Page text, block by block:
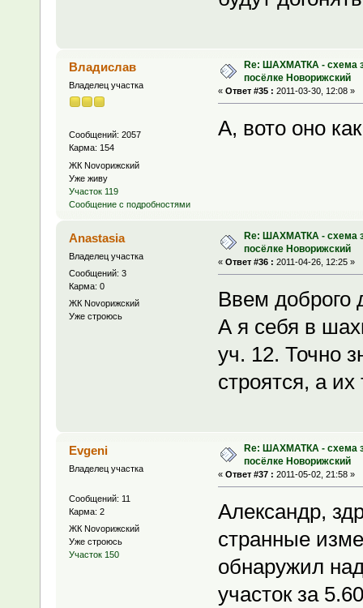
Владислав
Владелец участка
Сообщений: 2057
Карма: 154
ЖК Novoрижский
Уже живу
Участок 119
Сообщение с подробностями
Re: ШАХМАТКА - схема
посёлке Новорижский
« Ответ #35 : 2011-03-30, 12:08 »
А, вото оно
Anastasia
Владелец участка
Сообщений: 3
Карма: 0
ЖК Novoрижский
Уже строюсь
Re: ШАХМАТКА - схема
посёлке Новорижский
« Ответ #36 : 2011-04-26, 12:25 »
Ввем доброго
А я себя в
уч. 12. Точно
строятся, а
Evgeni
Владелец участка
Сообщений: 11
Карма: 2
ЖК Novoрижский
Уже строюсь
Участок 150
Re: ШАХМАТКА - схема
посёлке Новорижский
« Ответ #37 : 2011-05-02, 21:58 »
Александр,
странные
обнаружил
участок за